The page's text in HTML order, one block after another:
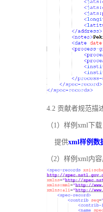
4.2 贡献者规范描
（1）样例xml下载
提供xml样例数
（2）样例xml内